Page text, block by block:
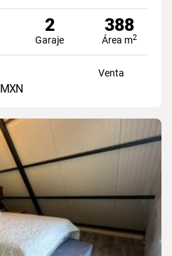
2
Garaje
388
Área m2
Venta
MXN